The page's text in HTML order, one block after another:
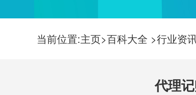
当前位置:主页>百科大全 >行业资
代理